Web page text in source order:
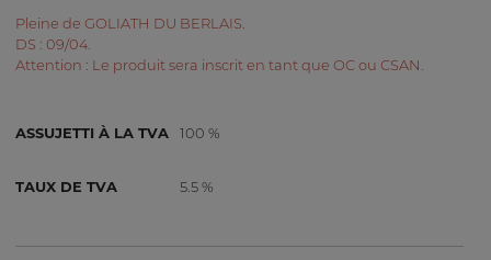
Pleine de GOLIATH DU BERLAIS.
DS : 09/04.
Attention : Le produit sera inscrit en tant que OC ou CSAN.
ASSUJETTI À LA TVA 100 %
TAUX DE TVA 5.5 %